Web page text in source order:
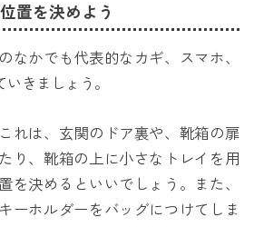
置を決めよう
なかでも代表的なカギ、スマホ、
きましょう。
れは、玄関のドア裏や、靴箱の扉
り、靴箱の上に小さなトレイを用
を決めるといいでしょう。また、
ーホルダーをバッグにつけてしま